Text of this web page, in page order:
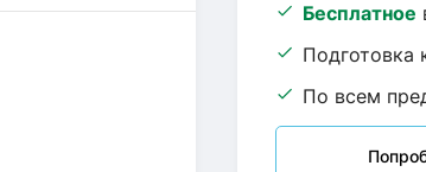
Бесплатное
Подготовка
По всем